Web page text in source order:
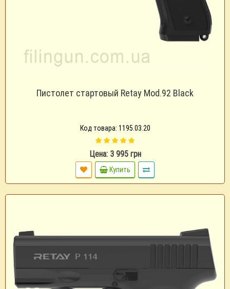
Пистолет стартовый Retay Mod.92 Black
Код товара: 1195.03.20
Цена: 3 995 грн
Купить